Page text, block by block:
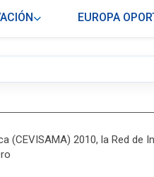
EUROPA
(CEVISAMA) 2010, la Red